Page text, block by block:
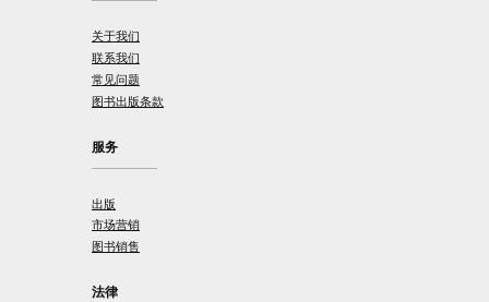
关于我们
联系我们
常见问题
图书出版条款
服务
出版
市场营销
图书销售
法律